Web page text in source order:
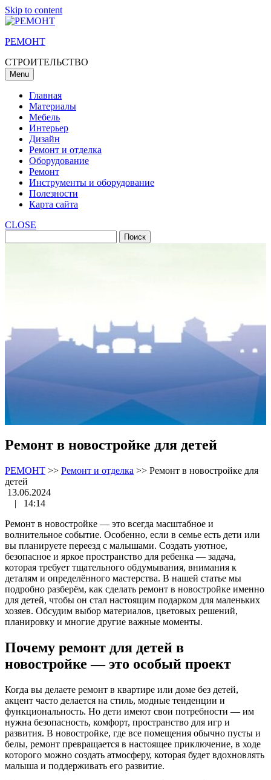
Skip to content
РЕМОНТ
СТРОИТЕЛЬСТВО
Menu
Главная
Материалы
Мебель
Интерьер
Дизайн
Ремонт и отделка
Оборудование
Ремонт
Инструменты и оборудование
Полезности
Карта сайта
CLOSE
Ремонт в новостройке для детей
РЕМОНТ >> Ремонт и отделка >> Ремонт в новостройке для
детей
13.06.2024
|
14:14
Ремонт в новостройке — это всегда масштабное и
волнительное событие. Особенно, если в семье есть дети или
вы планируете переезд с малышами. Создать уютное,
безопасное и яркое пространство для ребенка — задача,
которая требует тщательного обдумывания, внимания к
деталям и определённого мастерства. В нашей статье мы
подробно разберём, как сделать ремонт в новостройке именно
для детей, чтобы он стал настоящим подарком для маленьких
хозяев. Обсудим выбор материалов, цветовых решений,
планировку и многие другие важные моменты.
Почему ремонт для детей в
новостройке — это особый проект
Когда вы делаете ремонт в квартире или доме без детей,
акцент часто делается на стиль, модные тенденции и
функциональность. Но дети имеют свои потребности — им
нужна безопасность, комфорт, пространство для игр и
развития. В новостройке, где все помещения обычно пусты и
белы, ремонт превращается в настоящее приключение, в ходе
которого можно создать атмосферу, которая будет вдохновлять
малыша и поддерживать его развитие.